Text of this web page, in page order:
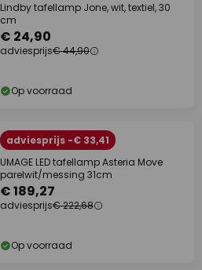
Lindby tafellamp Jone, wit, textiel, 30
cm
€ 24,90
adviesprijs€ 44,90
Op voorraad
adviesprijs -€ 33,41
UMAGE LED tafellamp Asteria Move
parelwit/messing 31cm
€ 189,27
adviesprijs€ 222,68
Op voorraad